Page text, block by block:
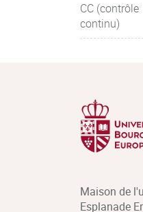
CC (contrôle
continu)
Maison de
Esplanade